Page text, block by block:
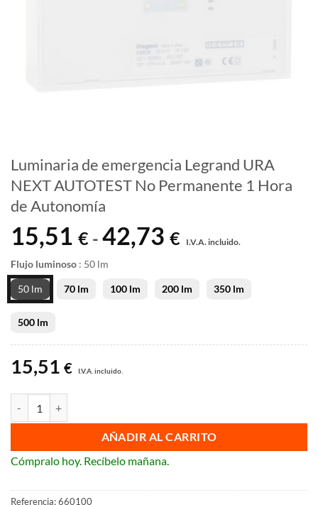
Luminaria de emergencia Legrand URA
NEXT AUTOTEST No Permanente 1 Hora
de Autonomía
15,51 € - 42,73 €
de
desde
I.V.A. incluido.
Flujo luminoso : 50 lm
50 lm 70 lm 100 lm 200 lm 350 lm
500 lm
15,51 € I.V.A. incluido.
AÑADIR AL CARRITO
Cómpralo hoy. Recíbelo mañana.
Referencia:660100